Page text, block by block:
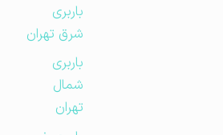
باربری
شرق تهران
باربری
شمال
تهران